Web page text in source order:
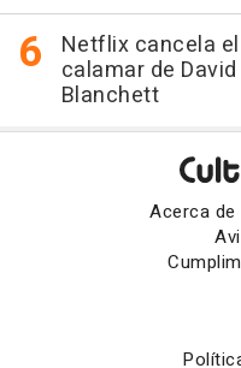
Netflix cancela
calamar de
Blanchett
Acerca